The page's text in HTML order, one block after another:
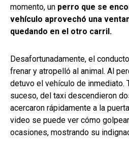
momento, un perro que se
vehículo aprovechó una
quedando en el otro carril.
Desafortunadamente, el
frenar y atropelló al animal. Al
detuvo el vehículo de inmediato.
suceso, del taxi descendieron
acercaron rápidamente a la
video se puede ver cómo
ocasiones, mostrando su